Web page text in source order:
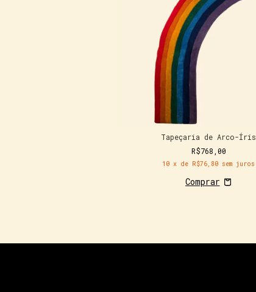
Tapeçaria de Arco-Íris
R$768,00
10 x de R$76,80 sem juros